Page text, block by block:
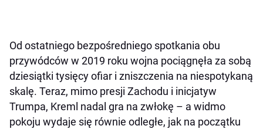
Od ostatniego bezpośredniego spotkania obu
przywódców w 2019 roku wojna pociągnęła za sobą
dziesiątki tysięcy ofiar i zniszczenia na niespotykaną
skalę. Teraz, mimo presji Zachodu i inicjatyw
Trumpa, Kreml nadal gra na zwłokę – a widmo
pokoju wydaje się równie odległe, jak na początku